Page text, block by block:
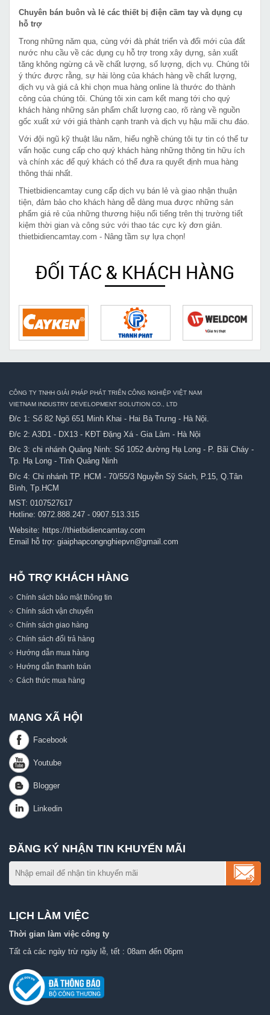
Chuyên bán buôn và lẻ các thiết bị điện cầm tay và dụng cụ
hỗ trợ
Trong những năm qua, cùng với đà phát triển và đổi mới của đất
nước nhu cầu về các dụng cụ hỗ trợ trong xây dựng, sản xuất
tăng không ngừng cả về chất lượng, số lượng, dịch vụ. Chúng tôi
ý thức được rằng, sự hài lòng của khách hàng về chất lượng,
dịch vụ và giá cả khi chọn mua hàng online là thước đo thành
công của chúng tôi. Chúng tôi xin cam kết mang tới cho quý
khách hàng những sản phẩm chất lượng cao, rõ ràng về nguồn
gốc xuất xứ với giá thành cạnh tranh và dịch vụ hậu mãi chu đáo.
Với đội ngũ kỹ thuật lâu năm, hiểu nghề chúng tôi tự tin có thể tư
vấn hoặc cung cấp cho quý khách hàng những thông tin hữu ích
và chính xác để quý khách có thể đưa ra quyết định mua hàng
thông thái nhất.
Thietbidiencamtay cung cấp dịch vụ bán lẻ và giao nhận thuận
tiện, đảm bảo cho khách hàng dễ dàng mua được những sản
phẩm giá rẻ của những thương hiệu nổi tiếng trên thị trường tiết
kiệm thời gian và công sức với thao tác cực kỳ đơn giản.
thietbidiencamtay.com - Nâng tầm sự lựa chọn!
ĐỐI TÁC & KHÁCH HÀNG
CÔNG TY TNHH GIẢI PHÁP PHÁT TRIỂN CÔNG NGHIỆP VIỆT NAM
VIETNAM INDUSTRY DEVELOPMENT SOLUTION CO., LTD
Đ/c 1: Số 82 Ngõ 651 Minh Khai - Hai Bà Trưng - Hà Nội.
Đ/c 2: A3D1 - DX13 - KĐT Đặng Xá - Gia Lâm - Hà Nội
Đ/c 3: chi nhánh Quảng Ninh: Số 1052 đường Hạ Long - P. Bãi Cháy -
Tp. Hạ Long - Tỉnh Quảng Ninh
Đ/c 4: Chi nhánh TP. HCM - 70/55/3 Nguyễn Sỹ Sách, P.15, Q.Tân
Bình, Tp.HCM
MST: 0107527617
Hotline: 0972.888.247 - 0907.513.315
Website: https://thietbidiencamtay.com
Email hỗ trợ: giaiphapcongnghiepvn@gmail.com
HỖ TRỢ KHÁCH HÀNG
Chính sách bảo mật thông tin
Chính sách vận chuyển
Chính sách giao hàng
Chính sách đổi trả hàng
Hướng dẫn mua hàng
Hướng dẫn thanh toán
Cách thức mua hàng
MẠNG XÃ HỘI
ĐĂNG KÝ NHẬN TIN KHUYẾN MÃI
LỊCH LÀM VIỆC
Thời gian làm việc công ty
Tất cả các ngày trừ ngày lễ, tết : 08am đến 06pm